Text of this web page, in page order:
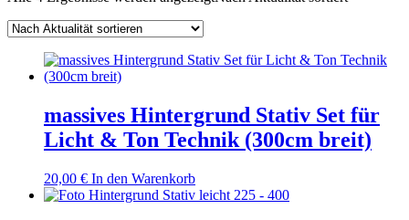
massives Hintergrund Stativ Set für
Licht & Ton Technik (300cm breit)
20,00 € In den Warenkorb